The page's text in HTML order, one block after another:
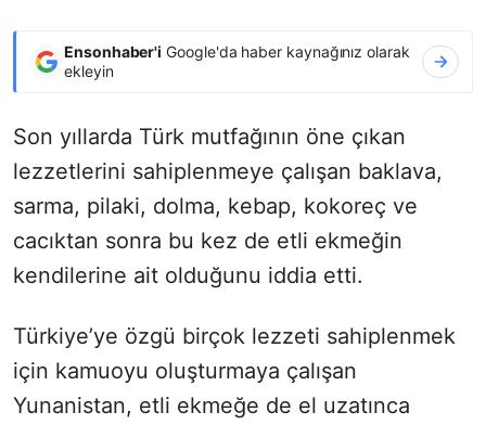
Ensonhaber'i Google'da haber kaynağınız olarak
ekleyin
Son yıllarda Türk mutfağının öne çıkan
lezzetlerini sahiplenmeye çalışan baklava,
sarma, pilaki, dolma, kebap, kokoreç ve
cacıktan sonra bu kez de etli ekmeğin
kendilerine ait olduğunu iddia etti.
Türkiye’ye özgü birçok lezzeti sahiplenmek
için kamuoyu oluşturmaya çalışan
Yunanistan, etli ekmeğe de el uzatınca